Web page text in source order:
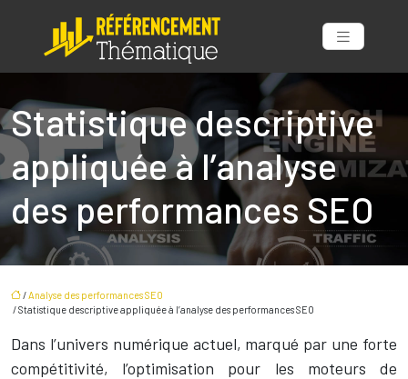
Statistique descriptive
appliquée à l’analyse
des performances SEO
/Analyse des performances SEO
/ Statistique descriptive appliquée à l’analyse des performances SEO
Dans l’univers numérique actuel, marqué par une forte
compétitivité, l’optimisation pour les moteurs de